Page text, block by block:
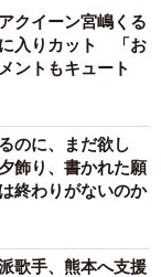
た３月に新たに
クイーン宮嶋くる
入りカット 「お
ントもキュート
のに、まだ欲し
飾り、書かれた願
終わりがないのか
歌手、熊本へ支援